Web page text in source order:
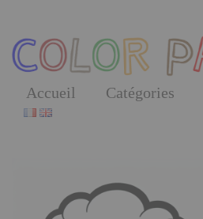
the
content
Accueil Catégories